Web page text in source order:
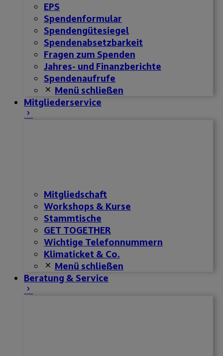
EPS
Spendenformular
Spendengütesiegel
Spendenabsetzbarkeit
Fragen zum Spenden
Jahres- und Finanzberichte
Spendenaufrufe
Menü schließen
Mitgliederservice
Mitgliedschaft
Workshops & Kurse
Stammtische
GET TOGETHER
Wichtige Telefonnummern
Klimaticket & Co.
Menü schließen
Beratung & Service